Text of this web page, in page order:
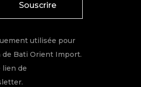
Souscrire
utilisée pour
Bati Orient Import.
lien de